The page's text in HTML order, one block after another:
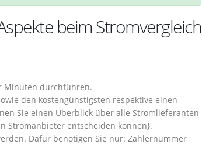
beim Stromvergleich
Minuten durchführen.
den kostengünstigsten respektive einen
Sie einen Überblick über alle Stromlieferanten
Stromanbieter entscheiden können}.
Dafür benötigen Sie nur: Zählernummer